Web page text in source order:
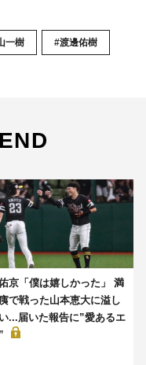
一樹 #渡邊佑樹
京「僕は嬉しかった」 満
で戦った山本恵大に溢し
...届いた報告に”愛あるエ